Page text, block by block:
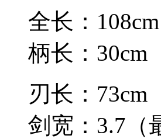
全长：108cm
柄长：30cm
刃长：73cm
剑宽：3.7（